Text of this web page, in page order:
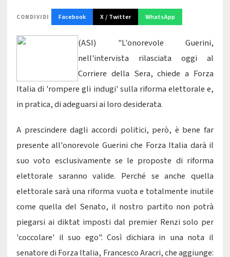
CONDIVIDI Facebook X / Twitter WhatsApp
(ASI) "L'onorevole Guerini,
nell'intervista rilasciata oggi al
Corriere della Sera, chiede a Forza
Italia di 'rompere gli indugi' sulla riforma elettorale e,
in pratica, di adeguarsi ai loro desiderata.
A prescindere dagli accordi politici, però, è bene far
presente all'onorevole Guerini che Forza Italia darà il
suo voto esclusivamente se le proposte di riforma
elettorale saranno valide. Perché se anche quella
elettorale sarà una riforma vuota e totalmente inutile
come quella del Senato, il nostro partito non potrà
piegarsi ai diktat imposti dal premier Renzi solo per
'coccolare' il suo ego". Così dichiara in una nota il
senatore di Forza Italia, Francesco Aracri, che aggiunge: